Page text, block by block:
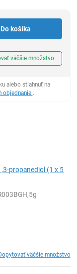
Do košíka
väčšie množstvo
alebo stiahnuť na
objednanie .
propanediol (1 x 5
väčšie množstvo